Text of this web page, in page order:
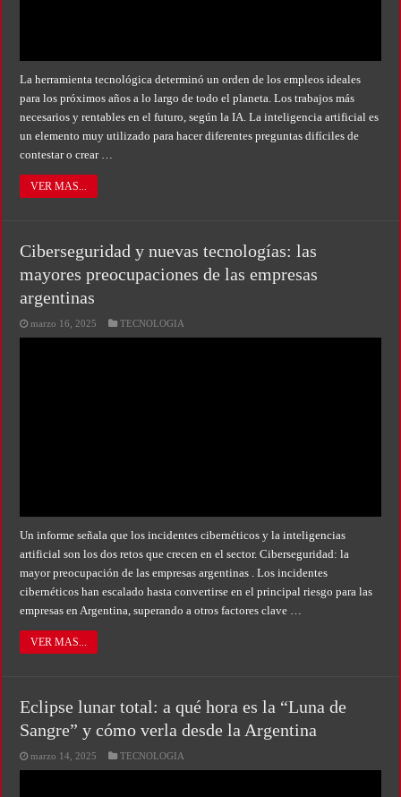
La herramienta tecnológica determinó un orden de los empleos ideales
para los próximos años a lo largo de todo el planeta. Los trabajos más
necesarios y rentables en el futuro, según la IA. La inteligencia artificial es
un elemento muy utilizado para hacer diferentes preguntas difíciles de
contestar o crear …
VER MAS...
Ciberseguridad y nuevas tecnologías: las
mayores preocupaciones de las empresas
argentinas
marzo 16, 2025 TECNOLOGIA
Un informe señala que los incidentes cibernéticos y la inteligencias
artificial son los dos retos que crecen en el sector. Ciberseguridad: la
mayor preocupación de las empresas argentinas . Los incidentes
cibernéticos han escalado hasta convertirse en el principal riesgo para las
empresas en Argentina, superando a otros factores clave …
VER MAS...
Eclipse lunar total: a qué hora es la “Luna de
Sangre” y cómo verla desde la Argentina
marzo 14, 2025 TECNOLOGIA